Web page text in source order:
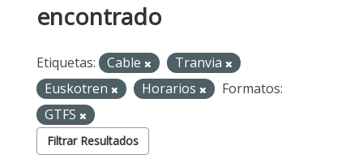
encontrado
Etiquetas: Cable
Tranvia
Euskotren
Horarios
Formatos:
GTFS
Filtrar Resultados